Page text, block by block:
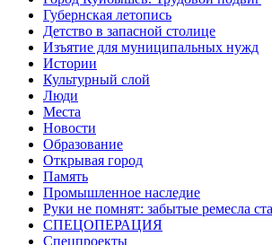
Губернская летопись
Детство в запасной столице
Изъятие для муниципальных нужд
Истории
Культурный слой
Люди
Места
Новости
Образование
Открывая город
Память
Промышленное наследие
Руки не помнят: забытые ремесла
СПЕЦОПЕРАЦИЯ
Спецпроекты